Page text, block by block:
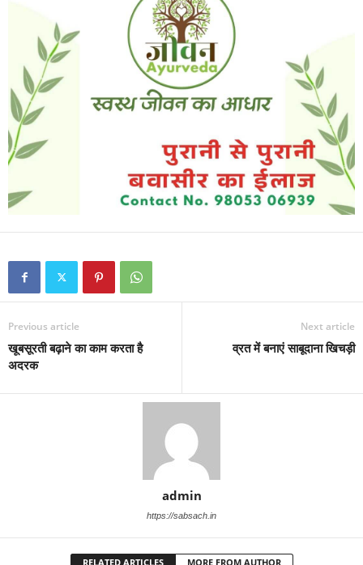
Previous article
खूबसूरती बढ़ाने का काम करता है
अदरक
Next article
व्रत में बनाएं साबूदाना खिचड़ी
admin
https://sabsach.in
RELATED ARTICLES MORE FROM AUTHOR